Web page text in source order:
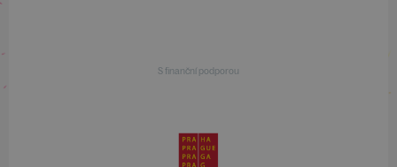
S finanční podporou